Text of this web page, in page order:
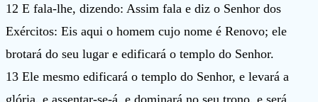
12 E fala-lhe, dizendo: Assim fala e diz o Senhor dos
Exércitos: Eis aqui o homem cujo nome é Renovo; ele
brotará do seu lugar e edificará o templo do Senhor.
13 Ele mesmo edificará o templo do Senhor, e levará a
glória, e assentar-se-á, e dominará no seu trono, e será